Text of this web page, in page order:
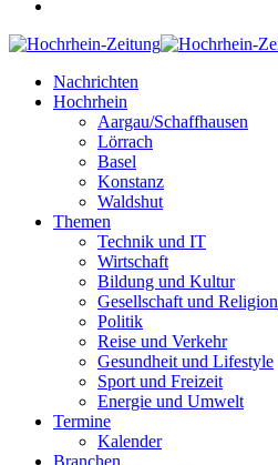
Nachrichten
Hochrhein
Aargau/Schaffhausen
Lörrach
Basel
Konstanz
Waldshut
Themen
Technik und IT
Wirtschaft
Bildung und Kultur
Gesellschaft und Religion
Politik
Reise und Verkehr
Gesundheit und Lifestyle
Sport und Freizeit
Energie und Umwelt
Termine
Kalender
Branchen